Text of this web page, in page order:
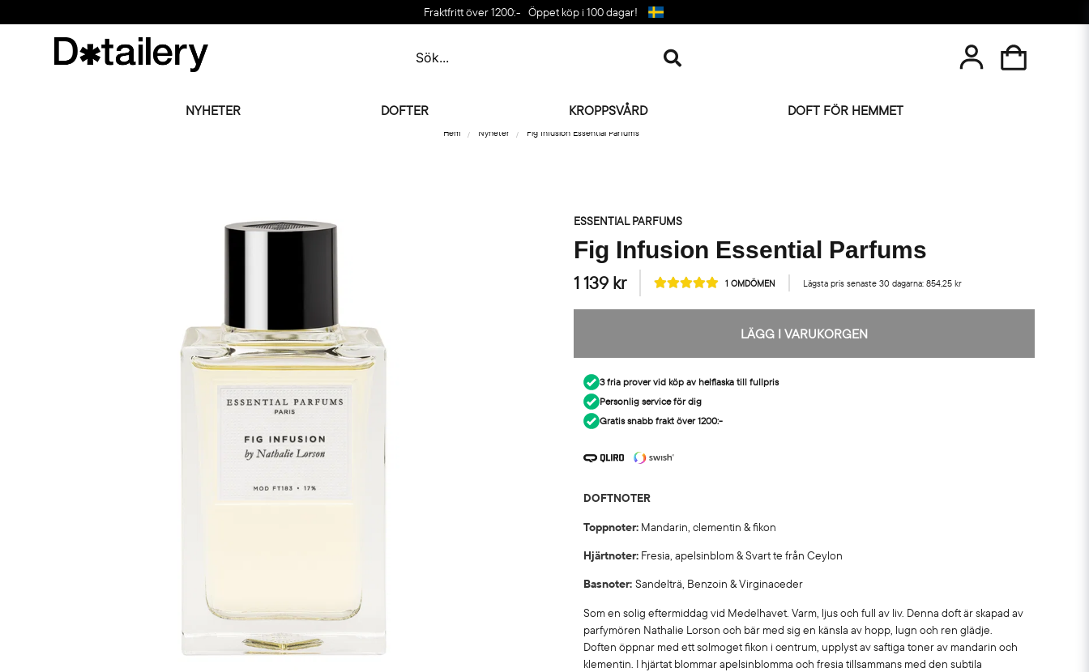
Fraktfritt över 1200:- Öppet köp i 100 dagar!
NYHETER DOFTER KROPPSVÅRD DOFT FÖR HEMMET
Hem Nyheter Fig Infusion Essential Parfums
ESSENTIAL PARFUMS
Fig Infusion Essential Parfums
1 139 kr 1 OMDÖMEN Lägsta pris senaste 30 dagarna:854,25 kr
LÄGG I VARUKORGEN
3 fria prover vid köp av helflaska till fullpris
Personlig service för dig
Gratis snabb frakt över 1200:-
DOFTNOTER
Toppnoter: Mandarin, clementin & fikon
Hjärtnoter: Fresia, apelsinblom & Svart te från Ceylon
Basnoter:Sandelträ, Benzoin & Virginaceder
Som en solig eftermiddag vid Medelhavet. Varm, ljus och full av liv. Denna doft är skapad av
parfymören Nathalie Lorson och bär med sig en känsla av hopp, lugn och ren glädje.
Doften öppnar med ett solmoget fikon i centrum, upplyst av saftiga toner av mandarin och
klementin. I hjärtat blommar apelsinblomma och fresia tillsammans med den subtila